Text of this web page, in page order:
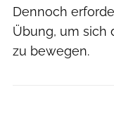
Dennoch
Übung, um sich
zu bewegen.